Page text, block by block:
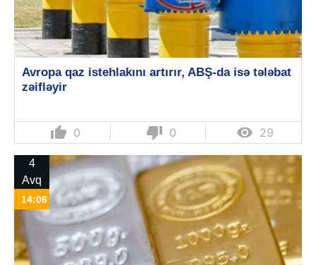
Avropa qaz istehlakını artırır, ABŞ-da isə tələbat
zəifləyir
thumb_up 0 thumb_down 0  29
4
Avq
14:06